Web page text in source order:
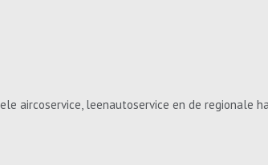
aircoservice, leenautoservice en de regionale